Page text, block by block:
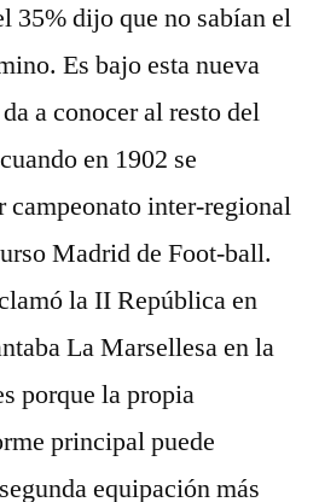
35% dijo que no sabían el
Es bajo esta nueva
a conocer al resto del
en 1902 se
campeonato inter-regional
Madrid de Foot-ball.
la II República en
La Marsellesa en la
porque la propia
principal puede
equipación más